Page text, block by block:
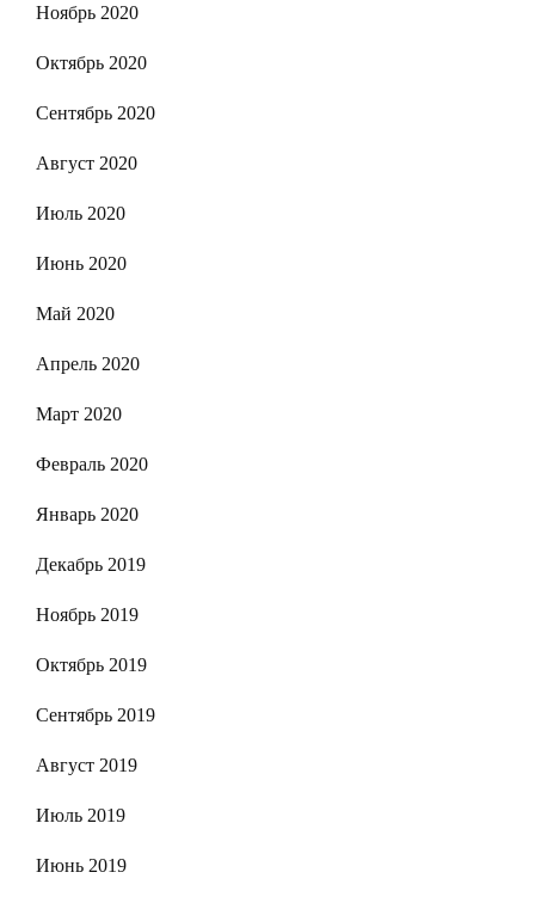
Ноябрь 2020
Октябрь 2020
Сентябрь 2020
Август 2020
Июль 2020
Июнь 2020
Май 2020
Апрель 2020
Март 2020
Февраль 2020
Январь 2020
Декабрь 2019
Ноябрь 2019
Октябрь 2019
Сентябрь 2019
Август 2019
Июль 2019
Июнь 2019